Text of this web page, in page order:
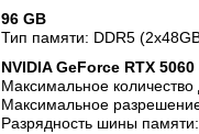
96 GB
Тип памяти: DDR5
NVIDIA GeForce RTX 5060
Максимальное количество
Максимальное
Разрядность шины